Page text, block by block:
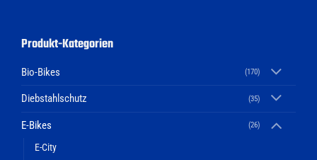
Produkt-Kategorien
Bio-Bikes (170)
Diebstahlschutz (35)
E-Bikes (26)
E-City